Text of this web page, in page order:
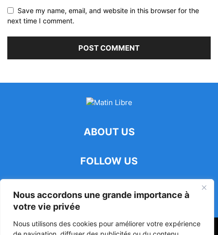
Nous accordons une grande importance à
votre vie privée
Nous utilisons des cookies pour améliorer votre expérience
Save my name, email, and website in this browser for the
next time I comment.
ABOUT US
FOLLOW US
47ᵉ Assemblée Mondiale sur la Protection de la Vie Privée: Me